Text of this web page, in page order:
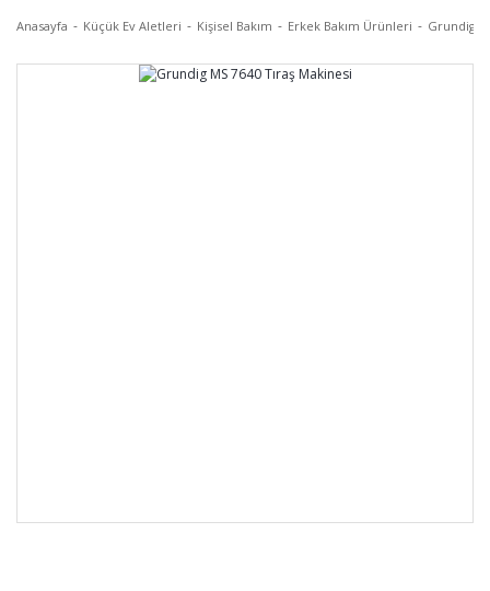
Anasayfa Küçük Ev Aletleri Kişisel Bakım Erkek Bakım Ürünleri Grundig